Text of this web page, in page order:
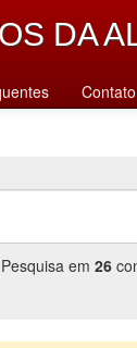
DA
Contato
Pesquisa em 26